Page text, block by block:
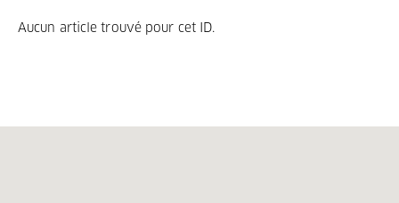
Aucun article trouvé pour cet ID.